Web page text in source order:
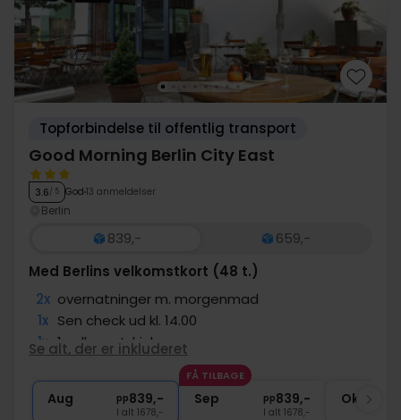
Topforbindelse til offentlig transport
Good Morning Berlin City East
3.6/ 5 God 13 anmeldelser
Berlin
839,-
659,-
Med Berlins velkomstkort (48 t.)
2x overnatninger m. morgenmad
1x Sen check ud kl. 14.00
1x 1 velkomstdrink
Berlins velkomstkort (48 t.)
2x Gratis parkering
Se alt, der er inkluderet
Aug pp839,-
I alt 1678,-
FÅ TILBAGE
Sep pp839,-
I alt 1678,-
Okt